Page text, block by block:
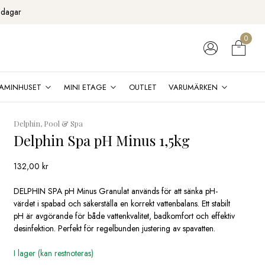
0
MINI ETAGE OUTLET VARUMÄRKEN
Delphin, Pool & Spa
Delphin Spa pH Minus 1,5kg
132,00kr
DELPHIN SPA pH Minus Granulat används för att sänka pH-
värdet i spabad och säkerställa en korrekt vattenbalans. Ett stabilt
pH är avgörande för både vattenkvalitet, badkomfort och effektiv
desinfektion. Perfekt för regelbunden justering av spavatten.
I lager (kan restnoteras)